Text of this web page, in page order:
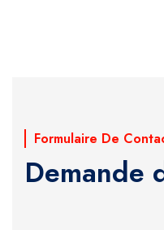
Formulaire De
Demande